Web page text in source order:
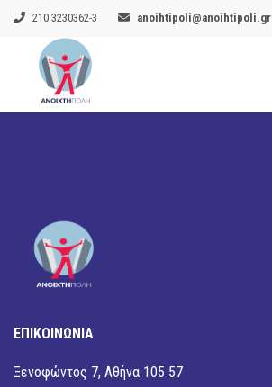
210 3230362-3 anoihtipoli@anoihtipoli.gr
ΕΠΙΚΟΙΝΩΝΙΑ
Ξενοφώντος 7, Αθήνα 105 57